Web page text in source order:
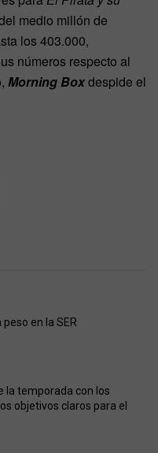
medio millón de
los 403.000,
números respecto al
Morning Boxdespide el
en la SER
la temporada con los
objetivos claros para el